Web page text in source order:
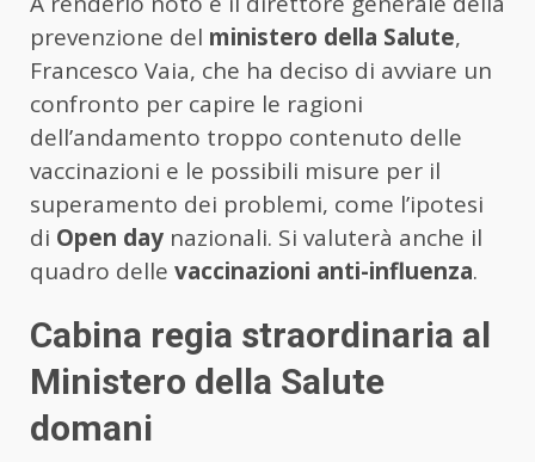
prevenzione del ministero della Salute,
Francesco Vaia, che ha deciso di avviare un
confronto per capire le ragioni
dell’andamento troppo contenuto delle
vaccinazioni e le possibili misure per il
superamento dei problemi, come l’ipotesi
di Open day nazionali. Si valuterà anche il
quadro delle vaccinazioni anti-influenza.
Cabina regia straordinaria al
Ministero della Salute
domani